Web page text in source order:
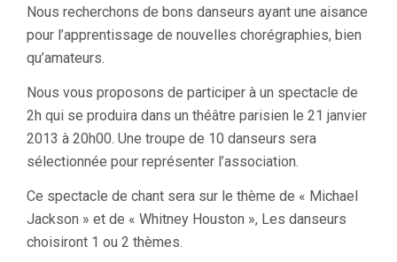
Nous recherchons de bons danseurs ayant une aisance
pour l’apprentissage de nouvelles chorégraphies, bien
qu’amateurs.
Nous vous proposons de participer à un spectacle de
2h qui se produira dans un théâtre parisien le 21 janvier
2013 à 20h00. Une troupe de 10 danseurs sera
sélectionnée pour représenter l’association.
Ce spectacle de chant sera sur le thème de « Michael
Jackson » et de « Whitney Houston », Les danseurs
choisiront 1 ou 2 thèmes.